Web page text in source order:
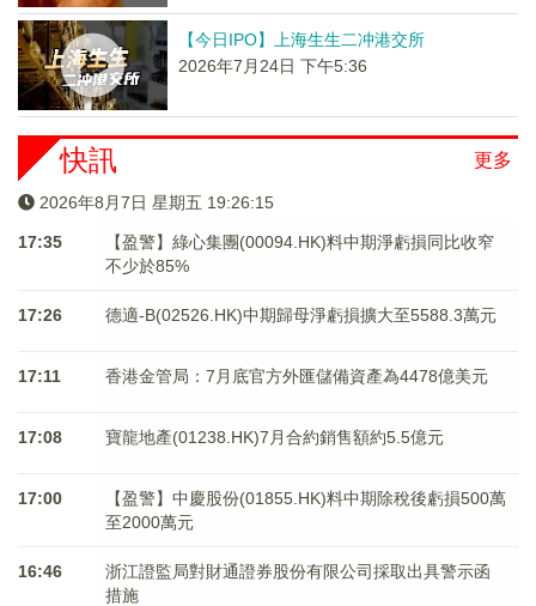
【今日IPO】上海生生二冲港交所
2026年7月24日 下午5:36
更多
快訊
2026年8月7日 星期五 19:26:15
17:35
【盈警】綠心集團(00094.HK)料中期淨虧損同比收窄
不少於85%
17:26 德適-B(02526.HK)中期歸母淨虧損擴大至5588.3萬元
17:11 香港金管局：7月底官方外匯儲備資產為4478億美元
17:08 寶龍地產(01238.HK)7月合約銷售額約5.5億元
17:00
【盈警】中慶股份(01855.HK)料中期除稅後虧損500萬
至2000萬元
16:46
浙江證監局對財通證券股份有限公司採取出具警示函
措施